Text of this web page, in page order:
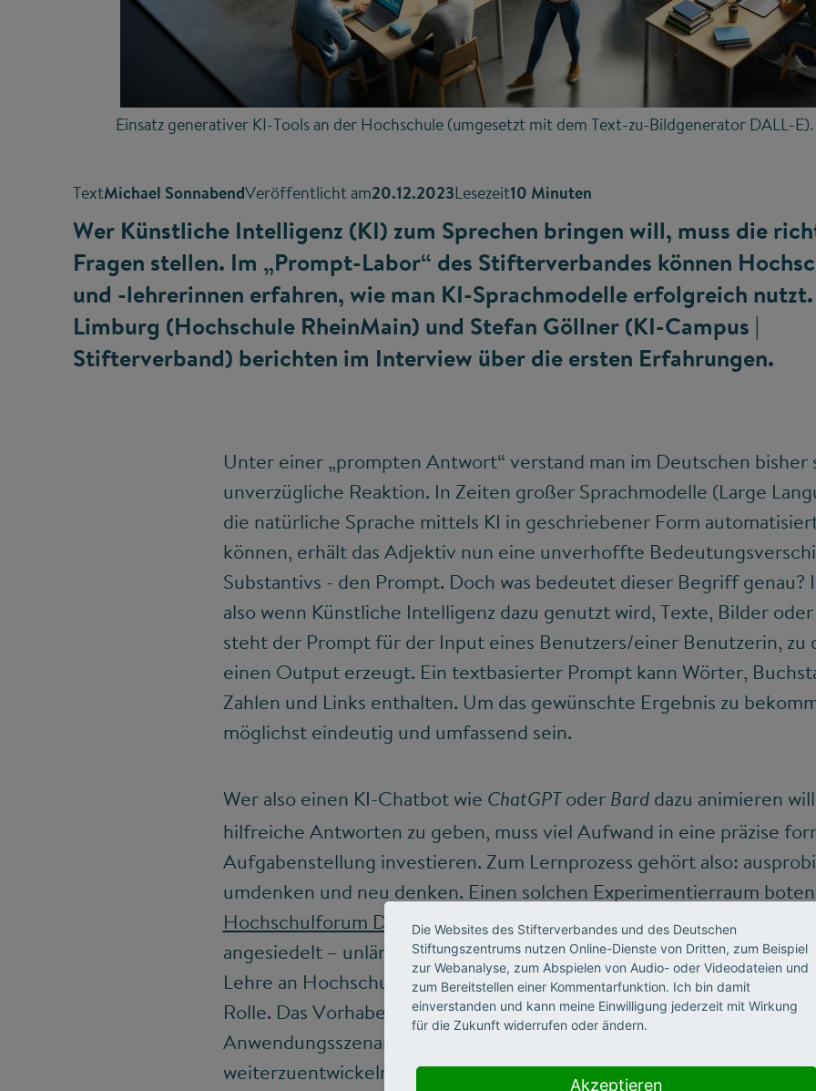
Einsatz generativer KI-Tools an der Hochschule (umgesetzt mit dem Text-zu-Bildgenerator DALL-E).
TextMichael SonnabendVeröffentlicht am20.12.2023Lesezeit10 Minuten
Wer Künstliche Intelligenz (KI) zum Sprechen bringen will, muss die
Fragen stellen. Im „Prompt-Labor“ des Stifterverbandes können
und -lehrerinnen erfahren, wie man KI-Sprachmodelle erfolgreich
Limburg (Hochschule RheinMain) und Stefan Göllner (KI-Campus |
Stifterverband) berichten im Interview über die ersten Erfahrungen.
Unter einer „prompten Antwort“ verstand man im Deutschen bisher
unverzügliche Reaktion. In Zeiten großer Sprachmodelle (Large
die natürliche Sprache mittels KI in geschriebener Form
können, erhält das Adjektiv nun eine unverhoffte
Substantivs - den Prompt. Doch was bedeutet dieser Begriff genau?
also wenn Künstliche Intelligenz dazu genutzt wird, Texte, Bilder
steht der Prompt für der Input eines Benutzers/einer Benutzerin, zu
einen Output erzeugt. Ein textbasierter Prompt kann Wörter,
Zahlen und Links enthalten. Um das gewünschte Ergebnis zu
möglichst eindeutig und umfassend sein.
Wer also einen KI-Chatbot wie ChatGPToder Barddazu animieren
hilfreiche Antworten zu geben, muss viel Aufwand in eine präzise
Aufgabenstellung investieren. Zum Lernprozess gehört also:
umdenken und neu denken. Einen solchen Experimentierraum
Hochschulforum Digitalisierungund derKI-Campus– beide beim
angesiedelt – unlängst mit dem „Prompt-Labor“ für Hochschulen
Lehre an Hochschulen spielen innovative KI-Werkzeuge eine immer
Rolle. Das Vorhaben ermöglichte es, praktische Erfahrungen zu
Anwendungsszenarien für generative Sprach-KIs in der Gruppe zu
weiterzuentwickeln. Live-Sitzungen wurden mit einem asynchronen
Die Websites des Stifterverbandes und des Deutschen
Stiftungszentrums nutzen Online-Dienste von Dritten, zum Beispiel
zur Webanalyse, zum Abspielen von Audio- oder Videodateien und
zum Bereitstellen einer Kommentarfunktion. Ich bin damit
einverstanden und kann meine Einwilligung jederzeit mit Wirkung
für die Zukunft widerrufen oder ändern.
Akzeptieren